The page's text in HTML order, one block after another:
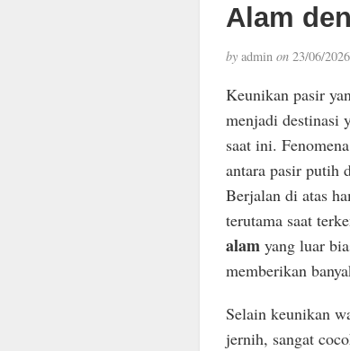
Alam
byadmin on23/06/2026
Keunikan pasir
menjadi destinasi
saat ini.
antara pasir putih
Berjalan di atas
terutama saat
alam yang luar
memberikan
Selain keunikan
jernih, sangat